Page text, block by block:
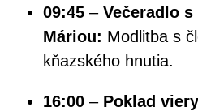
09:45 – Večeradlo s
Máriou: Modlitba s
kňazského hnutia.
16:00 – Poklad